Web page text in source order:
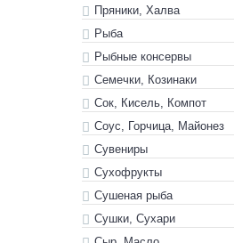
Пряники, Халва
Рыба
Рыбные консервы
Семечки, Козинаки
Сок, Кисель, Компот
Соус, Горчица, Майонез
Сувениры
Сухофрукты
Сушеная рыба
Сушки, Сухари